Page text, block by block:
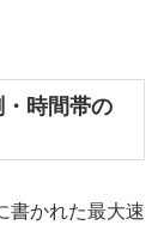
時間帯の
書かれた最大速